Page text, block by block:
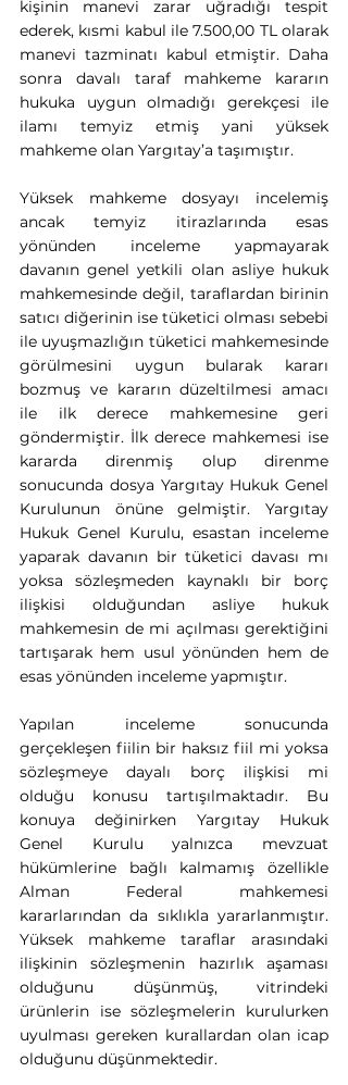
kişinin manevi zarar uğradığı tespit
ederek, kısmi kabul ile 7.500,00 TL olarak
manevi tazminatı kabul etmiştir. Daha
sonra davalı taraf mahkeme kararın
hukuka uygun olmadığı gerekçesi ile
ilamı temyiz etmiş yani yüksek
mahkeme olan Yargıtay’a taşımıştır.
Yüksek mahkeme dosyayı incelemiş
ancak temyiz itirazlarında esas
yönünden inceleme yapmayarak
davanın genel yetkili olan asliye hukuk
mahkemesinde değil, taraflardan birinin
satıcı diğerinin ise tüketici olması sebebi
ile uyuşmazlığın tüketici mahkemesinde
görülmesini uygun bularak kararı
bozmuş ve kararın düzeltilmesi amacı
ile ilk derece mahkemesine geri
göndermiştir. İlk derece mahkemesi ise
kararda direnmiş olup direnme
sonucunda dosya Yargıtay Hukuk Genel
Kurulunun önüne gelmiştir. Yargıtay
Hukuk Genel Kurulu, esastan inceleme
yaparak davanın bir tüketici davası mı
yoksa sözleşmeden kaynaklı bir borç
ilişkisi olduğundan asliye hukuk
mahkemesin de mi açılması gerektiğini
tartışarak hem usul yönünden hem de
esas yönünden inceleme yapmıştır.
Yapılan inceleme sonucunda
gerçekleşen fiilin bir haksız fiil mi yoksa
sözleşmeye dayalı borç ilişkisi mi
olduğu konusu tartışılmaktadır. Bu
konuya değinirken Yargıtay Hukuk
Genel Kurulu yalnızca mevzuat
hükümlerine bağlı kalmamış özellikle
Alman Federal mahkemesi
kararlarından da sıklıkla yararlanmıştır.
Yüksek mahkeme taraflar arasındaki
ilişkinin sözleşmenin hazırlık aşaması
olduğunu düşünmüş, vitrindeki
ürünlerin ise sözleşmelerin kurulurken
uyulması gereken kurallardan olan icap
olduğunu düşünmektedir.